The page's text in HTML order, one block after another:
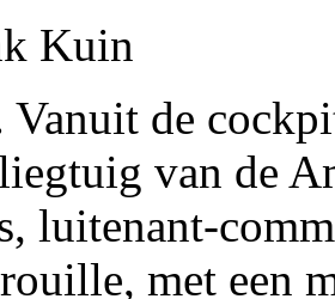
Kuin
Vanuit de
van de
luitenant-
met een